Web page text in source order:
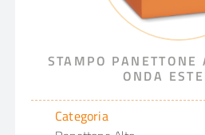
STAMPO PANETTONE
ONDA
Categoria